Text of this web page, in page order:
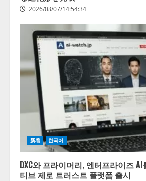
2026/08/07/14:54:34
新着 한국어
DXC와 프라이머리, 엔터프라이즈
티브 제로 트러스트 플랫폼 출시